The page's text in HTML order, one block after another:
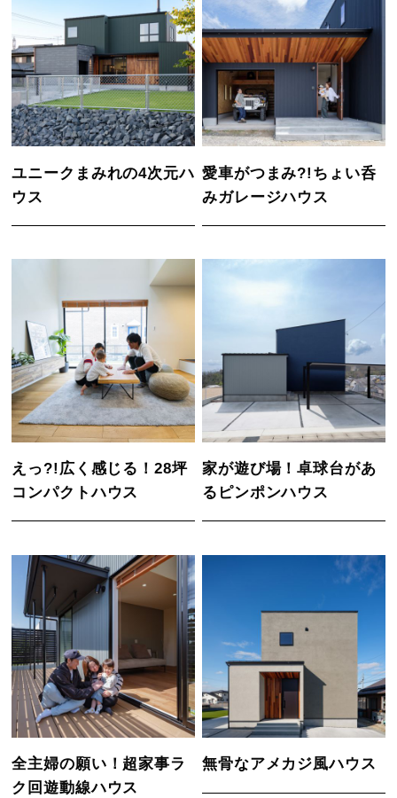
ユニークまみれの4次元ハ
ウス
愛車がつまみ?!ちょい呑
みガレージハウス
えっ?!広く感じる！28坪
コンパクトハウス
家が遊び場！卓球台があ
るピンポンハウス
全主婦の願い！超家事ラ
ク回遊動線ハウス
無骨なアメカジ風ハウス